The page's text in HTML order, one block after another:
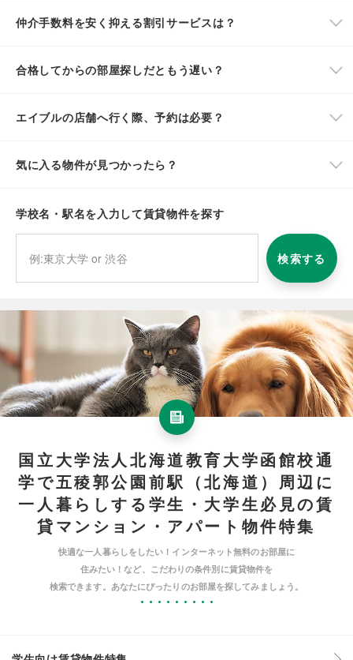
仲介手数料を安く抑える割引サービスは？
合格してからの部屋探しだともう遅い？
エイブルの店舗へ行く際、予約は必要？
気に入る物件が見つかったら？
学校名・駅名を入力して賃貸物件を探す
検索する
国立大学法人北海道教育大学函館校通
学で五稜郭公園前駅（北海道）周辺に
一人暮らしする学生・大学生必見の賃
貸マンション・アパート物件特集
快適な一人暮らしをしたい！インターネット無料のお部屋に
住みたい！など、こだわりの条件別に賃貸物件を
検索できます。あなたにぴったりのお部屋を探してみましょう。